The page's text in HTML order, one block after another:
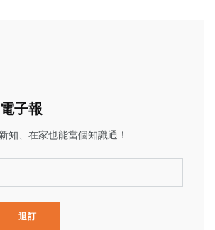
子報
知、在家也能當個知識通！
退訂